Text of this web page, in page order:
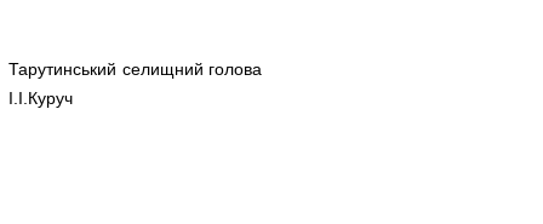
Тарутинський селищний голова
І.І.Куруч